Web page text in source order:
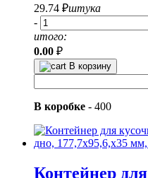
29.74 ₽штука
-
итого:
0.00 ₽
В корзину
В коробке - 400
Контейнер